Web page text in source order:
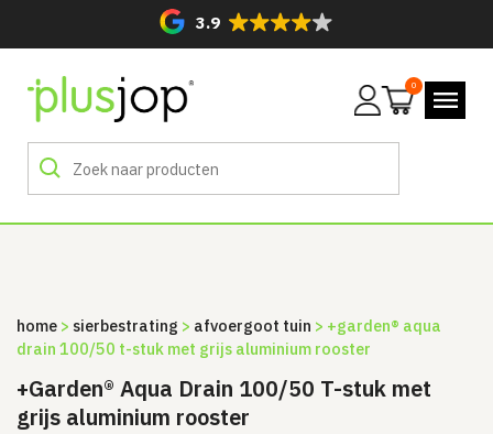
3.9
Mijn
0
home > sierbestrating > afvoergoot tuin > +garden® aqua
drain 100/50 t-stuk met grijs aluminium rooster
+Garden® Aqua Drain 100/50 T-stuk met
grijs aluminium rooster